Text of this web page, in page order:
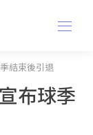
結束後引退
布球季